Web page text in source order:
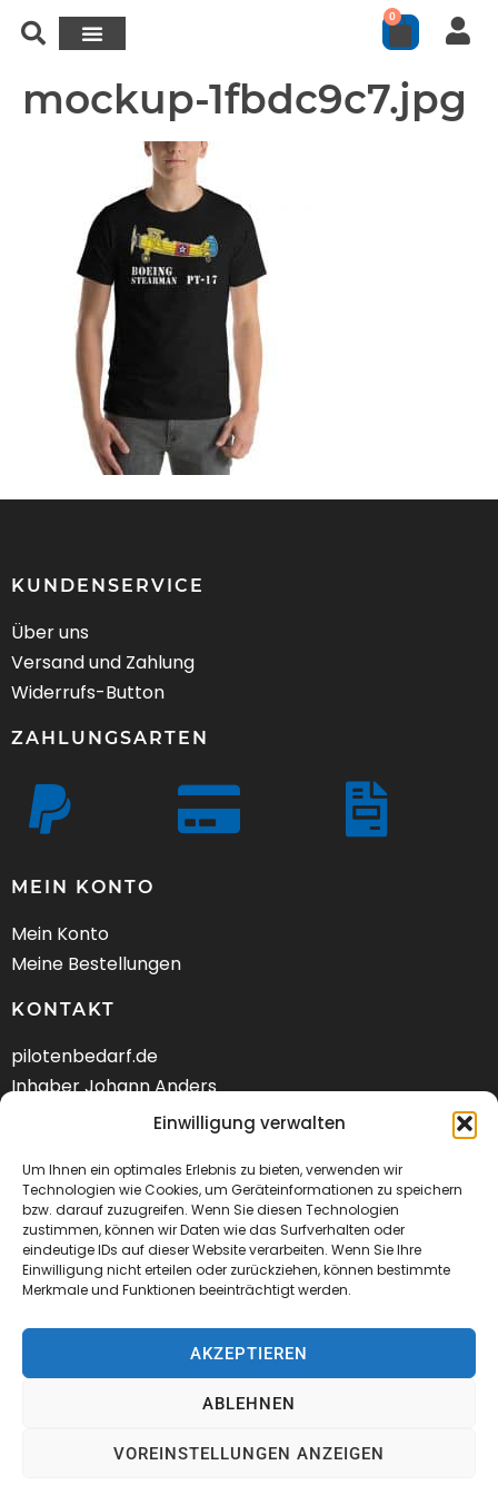
Einwilligung verwalten
Um Ihnen ein optimales Erlebnis zu bieten, verwenden wir
Technologien wie Cookies, um Geräteinformationen zu speichern
bzw. darauf zuzugreifen. Wenn Sie diesen Technologien
zustimmen, können wir Daten wie das Surfverhalten oder
eindeutige IDs auf dieser Website verarbeiten. Wenn Sie Ihre
Einwilligung nicht erteilen oder zurückziehen, können bestimmte
Merkmale und Funktionen beeinträchtigt werden.
AKZEPTIEREN
ABLEHNEN
VOREINSTELLUNGEN ANZEIGEN
0
mockup-1fbdc9c7.jpg
KUNDENSERVICE
Über uns
Versand und Zahlung
Widerrufs-Button
ZAHLUNGSARTEN
MEIN KONTO
Mein Konto
Meine Bestellungen
KONTAKT
pilotenbedarf.de
Inhaber Johann Anders
Am Schwarzen Berg 58
Tel.: +49 (04141) 9288240
Mail:kontakt@pilotenbedarf.de
© 2026 Pilotenbedarf.de